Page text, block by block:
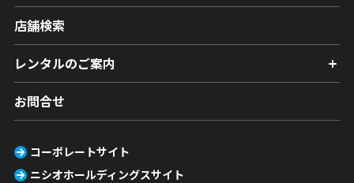
店舗検索
レンタルのご案内
お問合せ
コーポレートサイト
ニシオホールディングスサイト